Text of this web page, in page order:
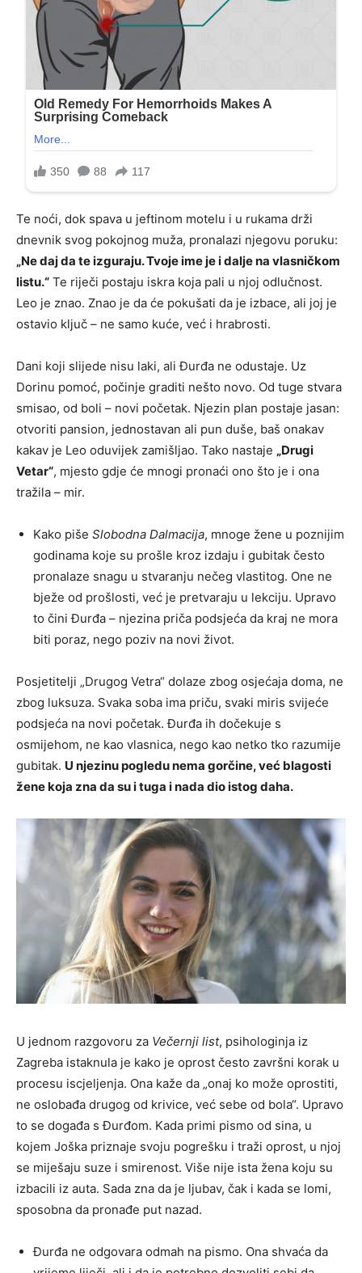
Te noći, dok spava u jeftinom motelu i u rukama drži
dnevnik svog pokojnog muža, pronalazi njegovu poruku:
„Ne daj da te izguraju. Tvoje ime je i dalje na vlasničkom
listu.“ Te riječi postaju iskra koja pali u njoj odlučnost.
Leo je znao. Znao je da će pokušati da je izbace, ali joj je
ostavio ključ – ne samo kuće, već i hrabrosti.
Dani koji slijede nisu laki, ali Đurđa ne odustaje. Uz
Dorinu pomoć, počinje graditi nešto novo. Od tuge stvara
smisao, od boli – novi početak. Njezin plan postaje jasan:
otvoriti pansion, jednostavan ali pun duše, baš onakav
kakav je Leo oduvijek zamišljao. Tako nastaje „Drugi
Vetar“, mjesto gdje će mnogi pronaći ono što je i ona
tražila – mir.
Kako piše Slobodna Dalmacija, mnoge žene u poznijim
godinama koje su prošle kroz izdaju i gubitak često
pronalaze snagu u stvaranju nečeg vlastitog. One ne
bježe od prošlosti, već je pretvaraju u lekciju. Upravo
to čini Đurđa – njezina priča podsjeća da kraj ne mora
biti poraz, nego poziv na novi život.
Posjetitelji „Drugog Vetra“ dolaze zbog osjećaja doma, ne
zbog luksuza. Svaka soba ima priču, svaki miris svijeće
podsjeća na novi početak. Đurđa ih dočekuje s
osmijehom, ne kao vlasnica, nego kao netko tko razumije
gubitak. U njezinu pogledu nema gorčine, već blagosti
žene koja zna da su i tuga i nada dio istog daha.
U jednom razgovoru za Večernji list, psihologinja iz
Zagreba istaknula je kako je oprost često završni korak u
procesu iscjeljenja. Ona kaže da „onaj ko može oprostiti,
ne oslobađa drugog od krivice, već sebe od bola“. Upravo
to se događa s Đurđom. Kada primi pismo od sina, u
kojem Joška priznaje svoju pogrešku i traži oprost, u njoj
se miješaju suze i smirenost. Više nije ista žena koju su
izbacili iz auta. Sada zna da je ljubav, čak i kada se lomi,
sposobna da pronađe put nazad.
Đurđa ne odgovara odmah na pismo. Ona shvaća da